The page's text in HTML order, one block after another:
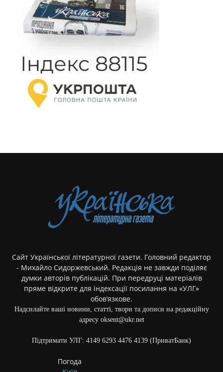
Сайт Української літературної газети. Головний редактор
- Михайло Сидоржевський. Редакція не завжди поділяє
думки авторів публікацій. При передруці матеріалів
пряме відкрите для індексації посилання на «УЛГ»
обов’язкове.
Надсилайте ваші новини, статті, твори та дописи на редакційну
адресу oksent@ukr.net
Підтримати УЛГ: 4149 6293 4476 4139 (ПриватБанк)
Погода